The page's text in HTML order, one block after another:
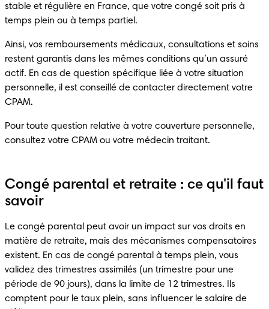
stable et régulière en France, que votre congé soit pris à
temps plein ou à temps partiel.
Ainsi, vos remboursements médicaux, consultations et soins
restent garantis dans les mêmes conditions qu’un assuré
actif. En cas de question spécifique liée à votre situation
personnelle, il est conseillé de contacter directement votre
CPAM.
Pour toute question relative à votre couverture personnelle,
consultez votre CPAM ou votre médecin traitant.
Congé parental et retraite : ce qu'il faut
savoir
Le congé parental peut avoir un impact sur vos droits en
matière de retraite, mais des mécanismes compensatoires
existent. En cas de congé parental à temps plein, vous
validez des trimestres assimilés (un trimestre pour une
période de 90 jours), dans la limite de 12 trimestres. Ils
comptent pour le taux plein, sans influencer le salaire de